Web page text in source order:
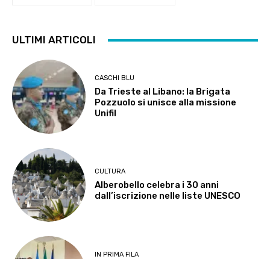
ULTIMI ARTICOLI
CASCHI BLU
Da Trieste al Libano: la Brigata
Pozzuolo si unisce alla missione
Unifil
CULTURA
Alberobello celebra i 30 anni
dall’iscrizione nelle liste UNESCO
IN PRIMA FILA